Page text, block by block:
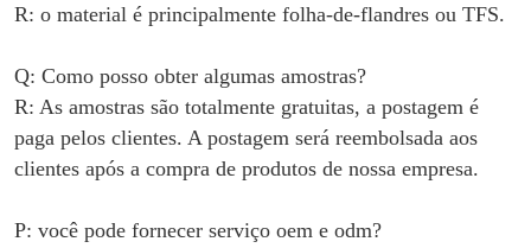
R: o material é principalmente folha-de-flandres ou TFS.
Q: Como posso obter algumas amostras?
R: As amostras são totalmente gratuitas, a postagem é
paga pelos clientes. A postagem será reembolsada aos
clientes após a compra de produtos de nossa empresa.
P: você pode fornecer serviço oem e odm?